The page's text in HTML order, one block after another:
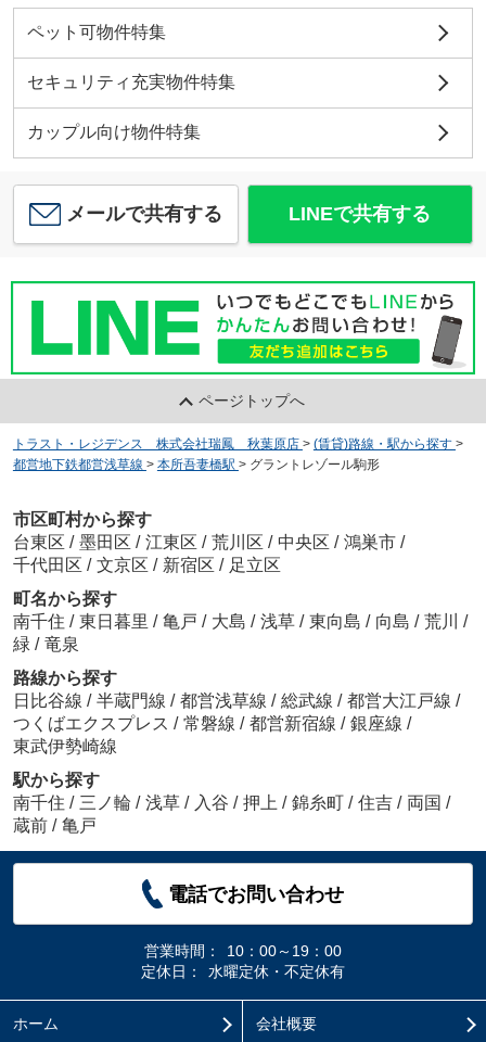
ペット可物件特集
セキュリティ充実物件特集
カップル向け物件特集
メールで共有する LINEで共有する
ページトップへ
トラスト・レジデンス 株式会社瑞鳳 秋葉原店 > (賃貸)路線・駅から探す >
都営地下鉄都営浅草線 > 本所吾妻橋駅 > グラントレゾール駒形
市区町村から探す
台東区 / 墨田区 / 江東区 / 荒川区 / 中央区 / 鴻巣市 /
千代田区 / 文京区 / 新宿区 / 足立区
町名から探す
南千住 / 東日暮里 / 亀戸 / 大島 / 浅草 / 東向島 / 向島 / 荒川 /
緑 / 竜泉
路線から探す
日比谷線 / 半蔵門線 / 都営浅草線 / 総武線 / 都営大江戸線 /
つくばエクスプレス / 常磐線 / 都営新宿線 / 銀座線 /
東武伊勢崎線
駅から探す
南千住 / 三ノ輪 / 浅草 / 入谷 / 押上 / 錦糸町 / 住吉 / 両国 /
蔵前 / 亀戸
電話でお問い合わせ
営業時間：
10：00～19：00
定休日：
水曜定休・不定休有
ホーム 会社概要